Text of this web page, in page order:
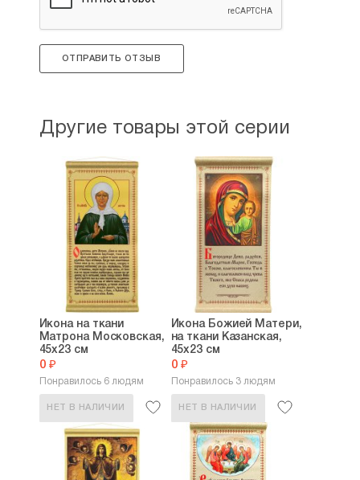
ОТПРАВИТЬ ОТЗЫВ
Другие товары этой серии
Икона на ткани
Матрона Московская,
45х23 см
0 ₽
Понравилось 6 людям
НЕТ В НАЛИЧИИ
Икона Божией Матери,
на ткани Казанская,
45х23 см
0 ₽
Понравилось 3 людям
НЕТ В НАЛИЧИИ